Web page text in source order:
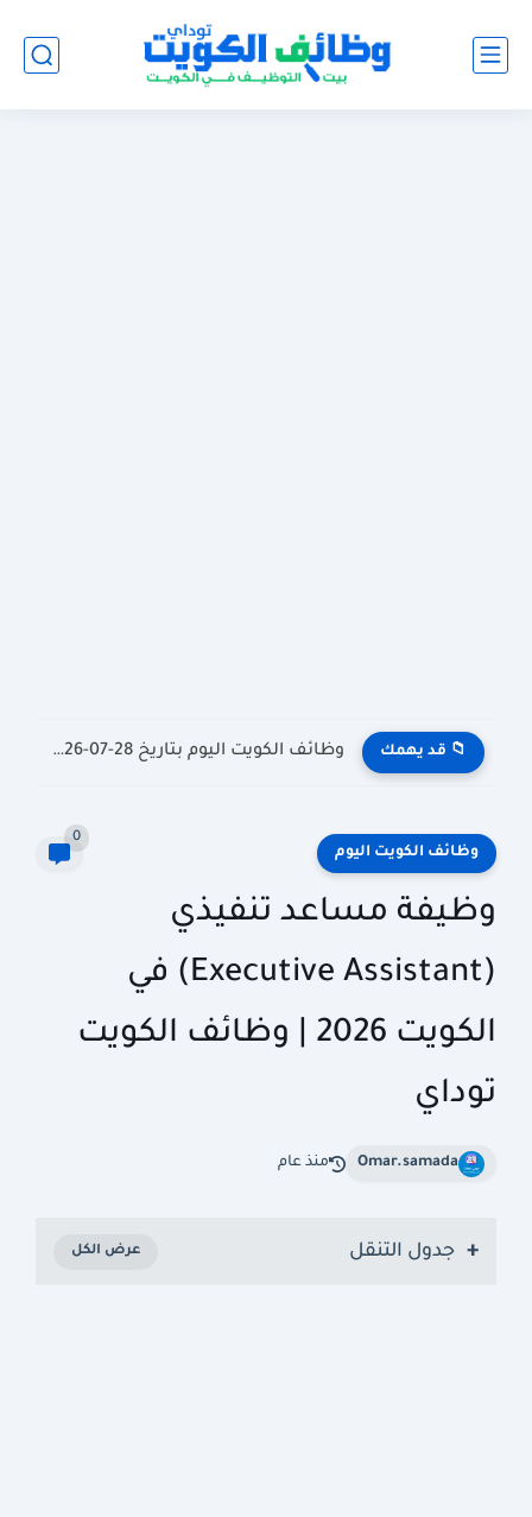
📁 قد يهمك وظائف الكويت اليوم بتاريخ 28-07-2026 للأجانب والمواطنين في مختلف التخصصات
وظائف الكويت اليوم
0
وظيفة مساعد تنفيذي
(Executive Assistant) في
الكويت 2026 | وظائف الكويت
توداي
Omar.samada منذ عام
جدول التنقل